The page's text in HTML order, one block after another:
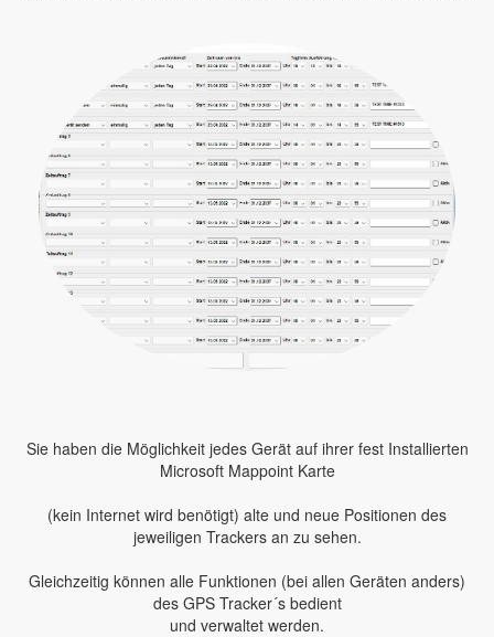
Sie haben die Möglichkeit jedes Gerät auf ihrer fest Installierten
Microsoft Mappoint Karte
(kein Internet wird benötigt) alte und neue Positionen des
jeweiligen Trackers an zu sehen.
Gleichzeitig können alle Funktionen (bei allen Geräten anders)
des GPS Tracker´s bedient
und verwaltet werden.